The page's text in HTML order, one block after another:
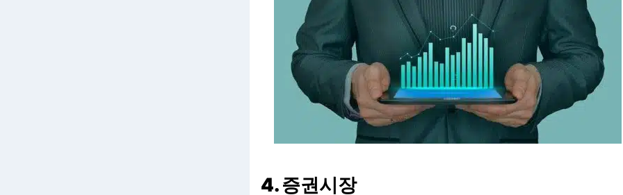
4. 증권시장